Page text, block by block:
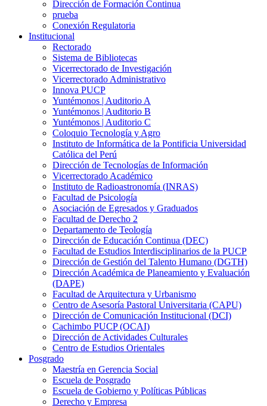
Dirección de Formación Continua
prueba
Conexión Regulatoria
Institucional
Rectorado
Sistema de Bibliotecas
Vicerrectorado de Investigación
Vicerrectorado Administrativo
Innova PUCP
Yuntémonos | Auditorio A
Yuntémonos | Auditorio B
Yuntémonos | Auditorio C
Coloquio Tecnología y Agro
Instituto de Informática de la Pontificia Universidad
Católica del Perú
Dirección de Tecnologías de Información
Vicerrectorado Académico
Instituto de Radioastronomía (INRAS)
Facultad de Psicología
Asociación de Egresados y Graduados
Facultad de Derecho 2
Departamento de Teología
Dirección de Educación Continua (DEC)
Facultad de Estudios Interdisciplinarios de la PUCP
Dirección de Gestión del Talento Humano (DGTH)
Dirección Académica de Planeamiento y Evaluación
(DAPE)
Facultad de Arquitectura y Urbanismo
Centro de Asesoría Pastoral Universitaria (CAPU)
Dirección de Comunicación Institucional (DCI)
Cachimbo PUCP (OCAI)
Dirección de Actividades Culturales
Centro de Estudios Orientales
Posgrado
Maestría en Gerencia Social
Escuela de Posgrado
Escuela de Gobierno y Políticas Públicas
Derecho y Empresa